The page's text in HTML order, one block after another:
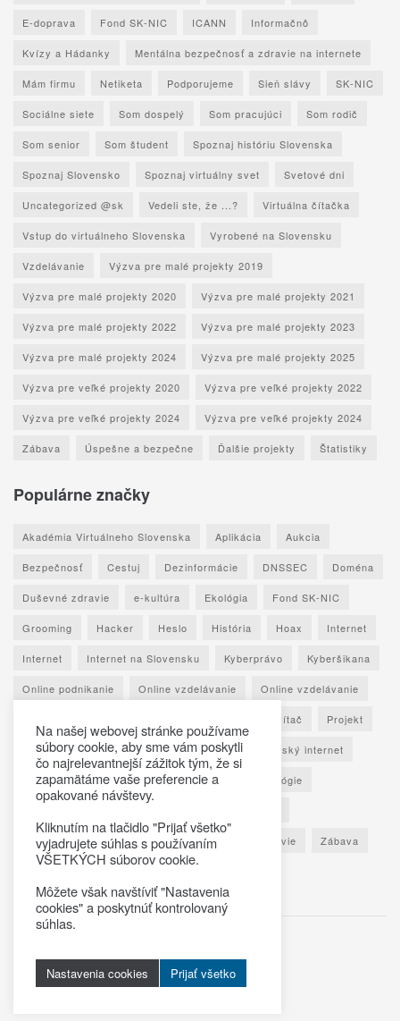
E-doprava Fond SK-NIC ICANN Informačnô
Kvízy a Hádanky Mentálna bezpečnosť a zdravie na internete
Mám firmu Netiketa Podporujeme Sieň slávy SK-NIC
Sociálne siete Som dospelý Som pracujúci Som rodič
Som senior Som študent Spoznaj históriu Slovenska
Spoznaj Slovensko Spoznaj virtuálny svet Svetové dni
Uncategorized @sk Vedeli ste, že ...? Virtuálna čítačka
Vstup do virtuálneho Slovenska Vyrobené na Slovensku
Vzdelávanie Výzva pre malé projekty 2019
Výzva pre malé projekty 2020 Výzva pre malé projekty 2021
Výzva pre malé projekty 2022 Výzva pre malé projekty 2023
Výzva pre malé projekty 2024 Výzva pre malé projekty 2025
Výzva pre veľké projekty 2020 Výzva pre veľké projekty 2022
Výzva pre veľké projekty 2024 Výzva pre veľké projekty 2024
Zábava Úspešne a bezpečne Ďalšie projekty Štatistiky
Populárne značky
Akadémia Virtuálneho Slovenska Aplikácia Aukcia
Bezpečnosť Cestuj Dezinformácie DNSSEC Doména
Duševné zdravie e-kultúra Ekológia Fond SK-NIC
Grooming Hacker Heslo História Hoax Internet
Internet Internet na Slovensku Kyberprávo Kyberšikana
Online podnikanie Online vzdelávanie Online vzdelávanie
Počítač Projekt
Ransomware Rozhovor Seniori Slovenský internet
Sociálne siete Spoznaj Slovensko Technológie
Výročná správa Zaujímavé štatistiky Zdravie Zábava
© 2025Virtualno.sk
Na našej webovej stránke používame
súbory cookie, aby sme vám poskytli
čo najrelevantnejší zážitok tým, že si
zapamätáme vaše preferencie a
opakované návštevy.
Kliknutím na tlačidlo "Prijať všetko"
vyjadrujete súhlas s používaním
VŠETKÝCH súborov cookie.
Môžete však navštíviť "Nastavenia
cookies" a poskytnúť kontrolovaný
súhlas.
Nastavenia cookies Prijať všetko